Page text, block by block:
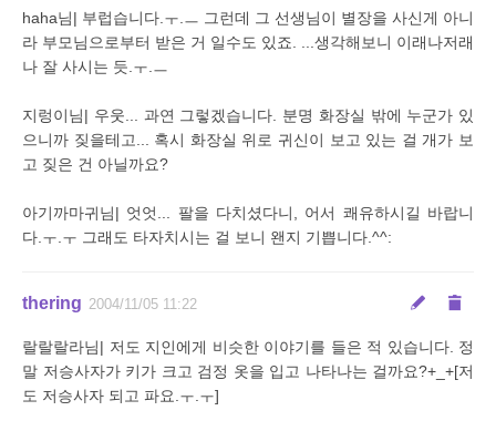
haha님| 부럽습니다.ㅜ.ㅡ 그런데 그 선생님이 별장을 사신게 아니
라 부모님으로부터 받은 거 일수도 있죠. ...생각해보니 이래나저래
나 잘 사시는 듯.ㅜ.ㅡ
지렁이님| 우웃... 과연 그렇겠습니다. 분명 화장실 밖에 누군가 있
으니까 짖을테고... 혹시 화장실 위로 귀신이 보고 있는 걸 개가 보
고 짖은 건 아닐까요?
아기까마귀님| 엇엇... 팔을 다치셨다니, 어서 쾌유하시길 바랍니
다.ㅜ.ㅜ 그래도 타자치시는 걸 보니 왠지 기쁩니다.^^:
thering 2004/11/05 11:22
랄랄랄라님| 저도 지인에게 비슷한 이야기를 들은 적 있습니다. 정
말 저승사자가 키가 크고 검정 옷을 입고 나타나는 걸까요?+_+[저
도 저승사자 되고 파요.ㅜ.ㅜ]